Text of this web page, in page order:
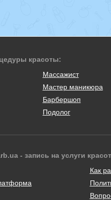
красоты:
Массажист
Мастер маникюра
Барбершоп
Подолог
- запись на услуги
Как